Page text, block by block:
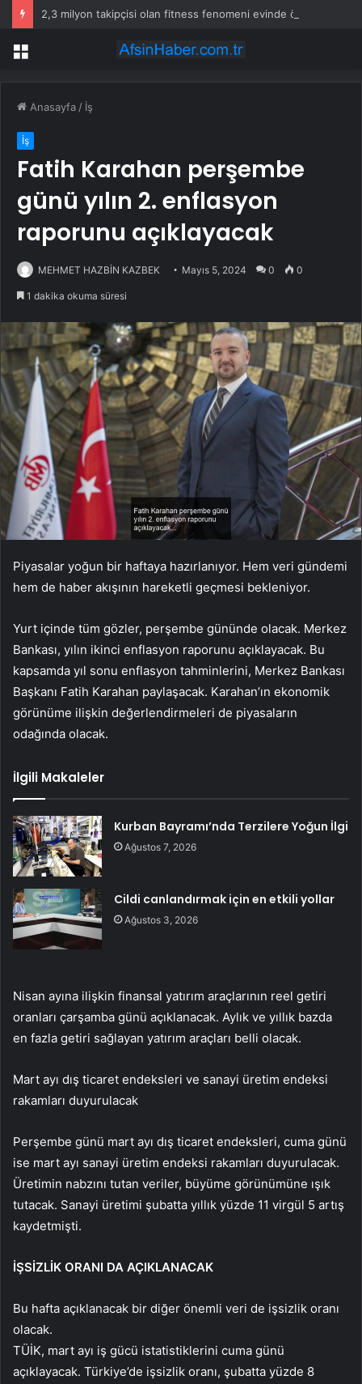
Menü
Anasayfa / İş
İş
Fatih Karahan perşembe
günü yılın 2. enflasyon
raporunu açıklayacak
MEHMET HAZBİN KAZBEK Mayıs 5, 2024 0 0
1 dakika okuma süresi
Piyasalar yoğun bir haftaya hazırlanıyor. Hem veri gündemi
hem de haber akışının hareketli geçmesi bekleniyor.
Yurt içinde tüm gözler, perşembe gününde olacak. Merkez
Bankası, yılın ikinci enflasyon raporunu açıklayacak. Bu
kapsamda yıl sonu enflasyon tahminlerini, Merkez Bankası
Başkanı Fatih Karahan paylaşacak. Karahan’ın ekonomik
görünüme ilişkin değerlendirmeleri de piyasaların
odağında olacak.
İlgili Makaleler
Kurban Bayramı’nda Terzilere Yoğun İlgi
Ağustos 7, 2026
Cildi canlandırmak için en etkili yollar
Ağustos 3, 2026
Nisan ayına ilişkin finansal yatırım araçlarının reel getiri
oranları çarşamba günü açıklanacak. Aylık ve yıllık bazda
en fazla getiri sağlayan yatırım araçları belli olacak.
Mart ayı dış ticaret endeksleri ve sanayi üretim endeksi
rakamları duyurulacak
Perşembe günü mart ayı dış ticaret endeksleri, cuma günü
ise mart ayı sanayi üretim endeksi rakamları duyurulacak.
Üretimin nabzını tutan veriler, büyüme görünümüne ışık
tutacak. Sanayi üretimi şubatta yıllık yüzde 11 virgül 5 artış
kaydetmişti.
İŞSİZLİK ORANI DA AÇIKLANACAK
Bu hafta açıklanacak bir diğer önemli veri de işsizlik oranı
olacak.
TÜİK, mart ayı iş gücü istatistiklerini cuma günü
açıklayacak. Türkiye’de işsizlik oranı, şubatta yüzde 8